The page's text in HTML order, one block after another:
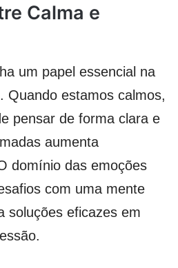
Calma e
um papel essencial na
. Quando estamos calmos,
pensar de forma clara e
aumenta
domínio das emoções
com uma mente
soluções eficazes em